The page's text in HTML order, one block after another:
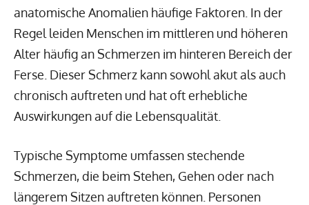
anatomische Anomalien häufige Faktoren. In der
Regel leiden Menschen im mittleren und höheren
Alter häufig an Schmerzen im hinteren Bereich der
Ferse. Dieser Schmerz kann sowohl akut als auch
chronisch auftreten und hat oft erhebliche
Auswirkungen auf die Lebensqualität.
Typische Symptome umfassen stechende
Schmerzen, die beim Stehen, Gehen oder nach
längerem Sitzen auftreten können. Personen